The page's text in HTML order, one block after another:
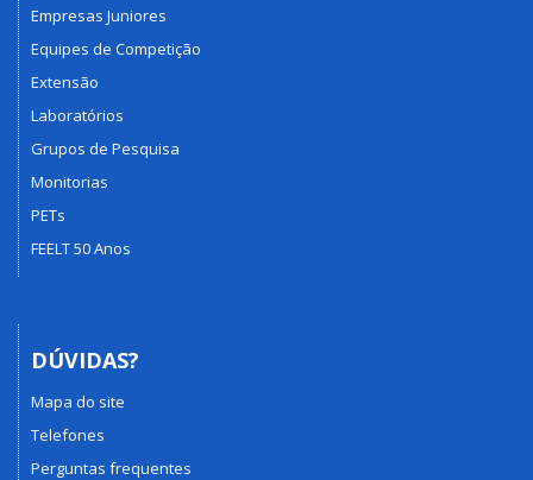
Empresas Juniores
Equipes de Competição
Extensão
Laboratórios
Grupos de Pesquisa
Monitorias
PETs
FEELT 50 Anos
DÚVIDAS?
Mapa do site
Telefones
Perguntas frequentes